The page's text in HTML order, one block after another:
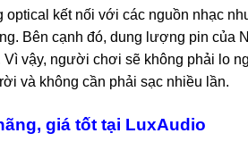
optical kết nối với các nguồn nhạc
Bên cạnh đó, dung lượng pin của
vậy, người chơi sẽ không phải lo
và không cần phải sạc nhiều lần.
giá tốt tại LuxAudio